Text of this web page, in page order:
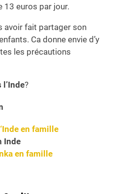
13 euros par jour.
avoir fait partager son
Ca donne envie d’y
les précautions
?
‘Inde en famille
Inde
en famille